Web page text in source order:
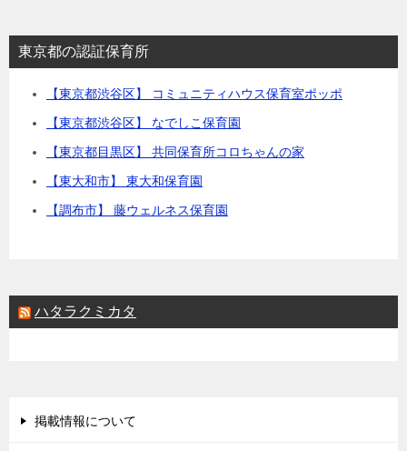
東京都の認証保育所
【東京都渋谷区】 コミュニティハウス保育室ポッポ
【東京都渋谷区】 なでしこ保育園
【東京都目黒区】 共同保育所コロちゃんの家
【東大和市】 東大和保育園
【調布市】 藤ウェルネス保育園
ハタラクミカタ
掲載情報について